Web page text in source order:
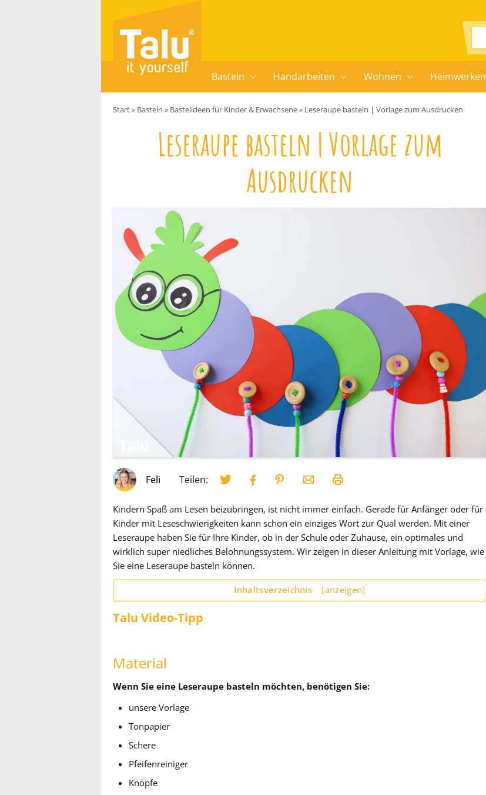
Basteln Handarbeiten Wohnen Heimwerken
Start» Basteln » Bastelideen für Kinder & Erwachsene» Leseraupe basteln | Vorlage zum Ausdrucken
Leseraupe basteln | Vorlage zum
Ausdrucken
Feli Teilen:
Kindern Spaß am Lesen beizubringen, ist nicht immer einfach. Gerade für Anfänger oder für
Kinder mit Leseschwierigkeiten kann schon ein einziges Wort zur Qual werden. Mit einer
Leseraupe haben Sie für Ihre Kinder, ob in der Schule oder Zuhause, ein optimales und
wirklich super niedliches Belohnungssystem. Wir zeigen in dieser Anleitung mit Vorlage, wie
Sie eine Leseraupe basteln können.
Inhaltsverzeichnis [anzeigen]
Talu Video-Tipp
Material
Wenn Sie eine Leseraupe basteln möchten, benötigen Sie:
unsere Vorlage
Tonpapier
Schere
Pfeifenreiniger
Knöpfe